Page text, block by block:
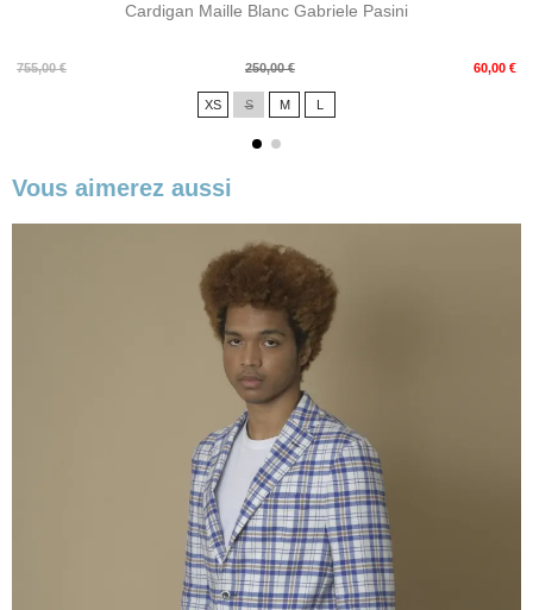
Cardigan Maille Blanc Gabriele Pasini
755,00 €
Prix
250,00 € 60,00 €
Prix
XS S M L
Vous aimerez aussi